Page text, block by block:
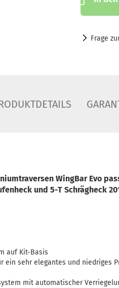
Frage
WingBar Evo
und 5-T Schrägheck
auf Kit-Basis
ein sehr elegantes und niedriges
mit automatischer